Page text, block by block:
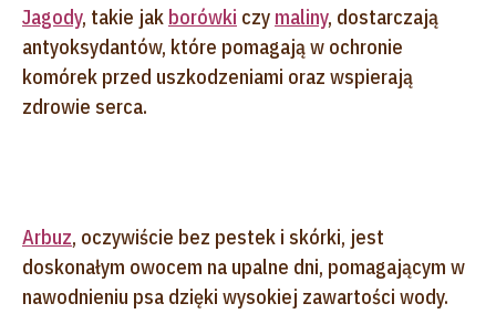
Jagody, takie jak borówki czy maliny, dostarczają
antyoksydantów, które pomagają w ochronie
komórek przed uszkodzeniami oraz wspierają
zdrowie serca.
Arbuz, oczywiście bez pestek i skórki, jest
doskonałym owocem na upalne dni, pomagającym w
nawodnieniu psa dzięki wysokiej zawartości wody.